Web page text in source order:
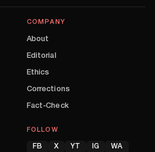
COMPANY
About
Editorial
Ethics
Corrections
Fact-Check
FOLLOW
FB X YT IG WA